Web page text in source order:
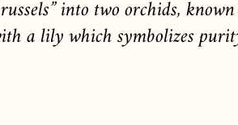
into two orchids,
a lily which symbolizes